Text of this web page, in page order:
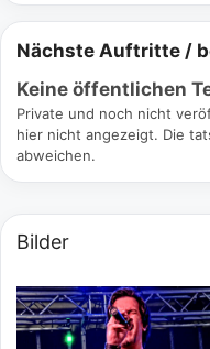
Nächste Auftritte /
Keine öffentlichen
Private und noch nicht
hier nicht angezeigt. Die
abweichen.
Bilder